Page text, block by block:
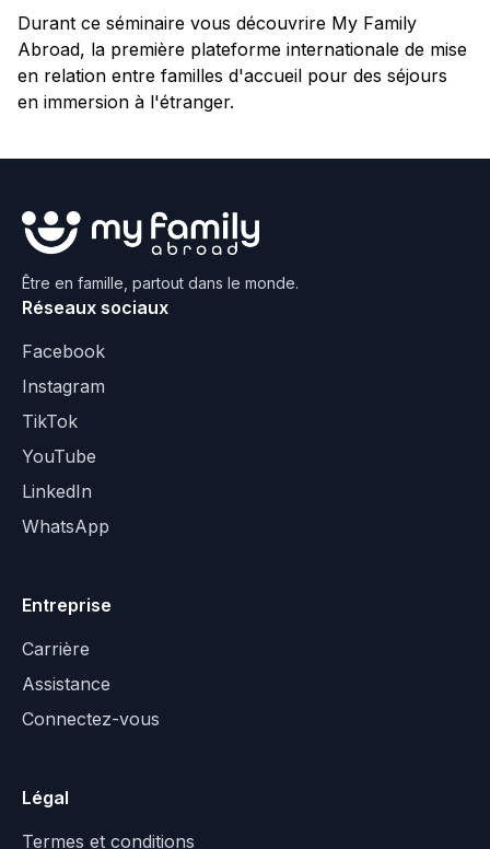
Durant ce séminaire vous découvrire My Family
Abroad, la première plateforme internationale de mise
en relation entre familles d'accueil pour des séjours
en immersion à l'étranger.
Être en famille, partout dans le monde.
Réseaux sociaux
Facebook
Instagram
TikTok
YouTube
LinkedIn
WhatsApp
Entreprise
Carrière
Assistance
Connectez-vous
Légal
Termes et conditions